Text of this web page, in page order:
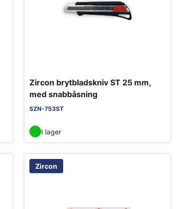
Zircon brytbladskniv ST 25 mm,
med snabbåsning
SZN-753ST
I lager
Zircon